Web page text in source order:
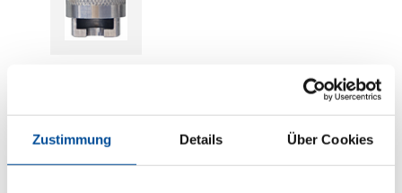
Zustimmung Details Über Cookies